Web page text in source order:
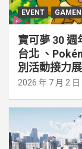
EVENT
寶可夢 30
台北 、
別活動接⼒
2026 年 7 月 2 日